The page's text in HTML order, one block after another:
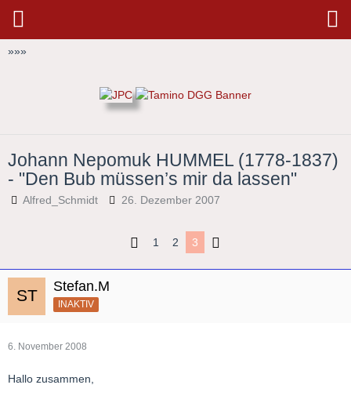
»»»
Johann Nepomuk HUMMEL (1778-1837)
- "Den Bub müssen’s mir da lassen"
Alfred_Schmidt 26. Dezember 2007
1 2 3
Stefan.M
INAKTIV
6. November 2008
Hallo zusammen,